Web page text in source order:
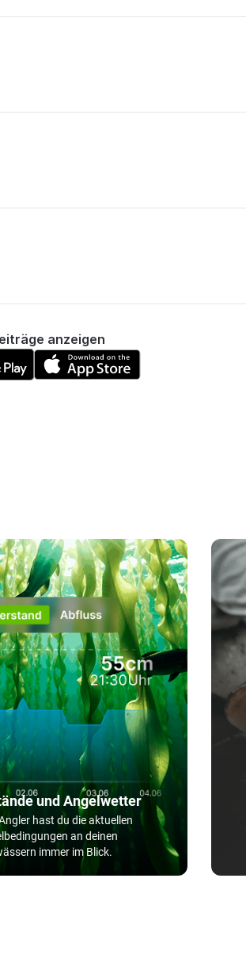
anzeigen
und Angelwetter
hast du die aktuellen
an deinen
immer im Blick.